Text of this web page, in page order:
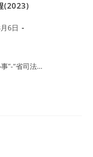
(2023)
6日
”-“省司法…